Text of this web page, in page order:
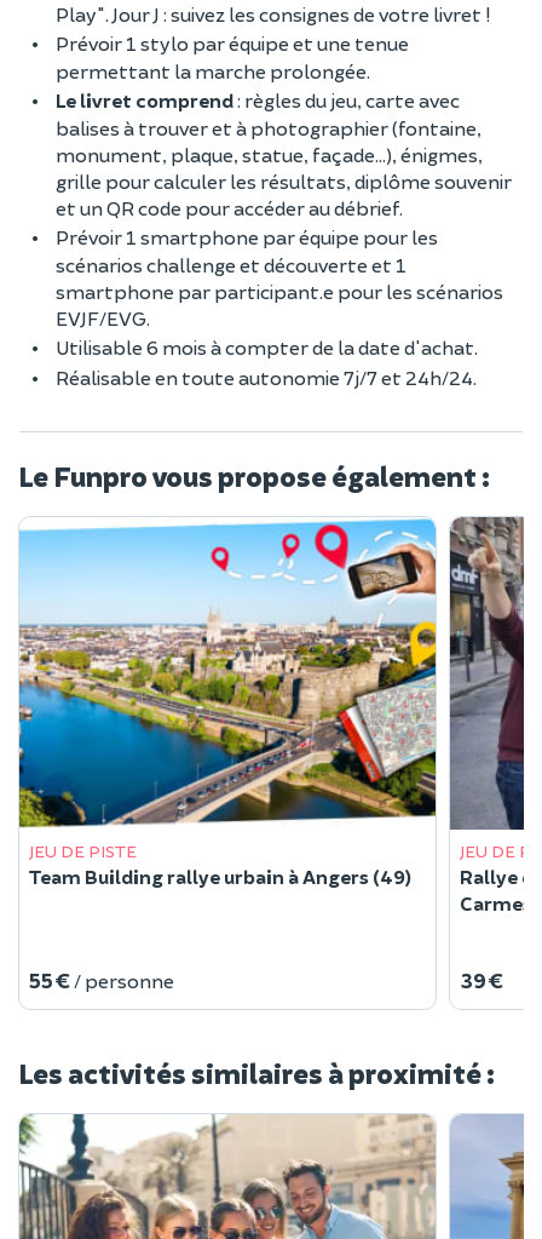
Play". Jour J : suivez les consignes de votre livret !
Prévoir 1 stylo par équipe et une tenue
permettant la marche prolongée.
Le livret comprend: règles du jeu, carte avec
balises à trouver et à photographier (fontaine,
monument, plaque, statue, façade…), énigmes,
grille pour calculer les résultats, diplôme souvenir
et un QR code pour accéder au débrief.
Prévoir 1 smartphone par équipe pour les
scénarios challenge et découverte et 1
smartphone par participant.e pour les scénarios
EVJF/EVG.
Utilisable 6 mois à compter de la date d'achat.
Réalisable en toute autonomie 7j/7 et 24h/24.
Le Funpro vous propose également :
JEU DE PISTE
Team Building rallye urbain à Angers (49)
55 € / personne
JEU DE
Rallye
Carmes
39 €
Les activités similaires à proximité :